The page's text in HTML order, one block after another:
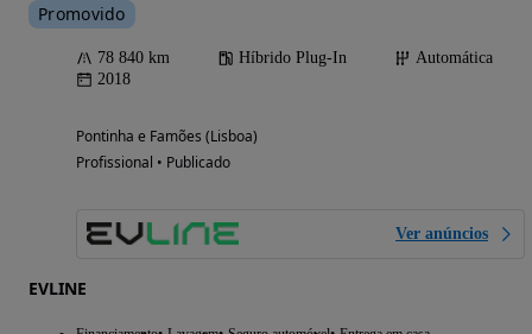
Promovido
78 840 km Híbrido Plug-In
Automática
2018
Pontinha e Famões (Lisboa)
Profissional • Publicado
Ver anúncios
EVLINE